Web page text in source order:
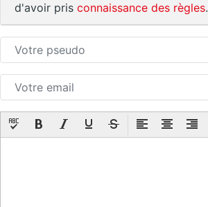
d'avoir pris connaissance des règles.